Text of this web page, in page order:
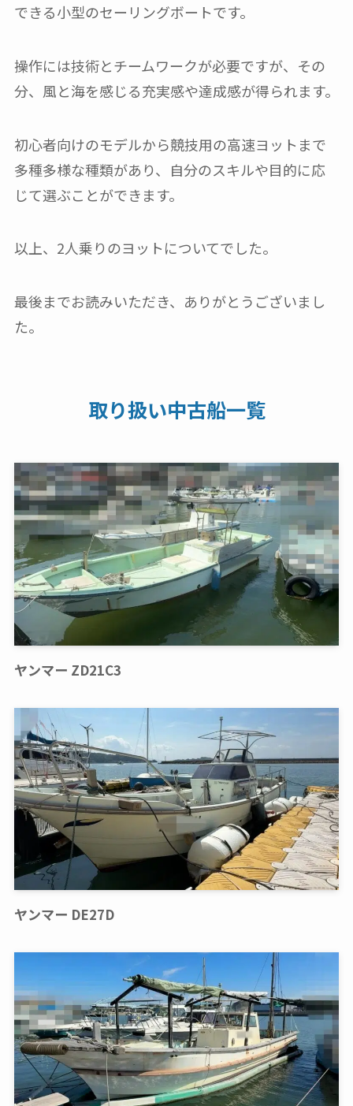
できる小型のセーリングボートです。
操作には技術とチームワークが必要ですが、その
分、風と海を感じる充実感や達成感が得られます。
初心者向けのモデルから競技用の高速ヨットまで
多種多様な種類があり、自分のスキルや目的に応
じて選ぶことができます。
以上、2人乗りのヨットについてでした。
最後までお読みいただき、ありがとうございまし
た。
取り扱い中古船一覧
ヤンマー ZD21C3
ヤンマー DE27D